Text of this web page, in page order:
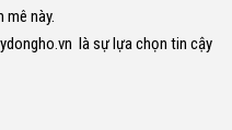
mê này.
là sự lựa chọn tin cậy